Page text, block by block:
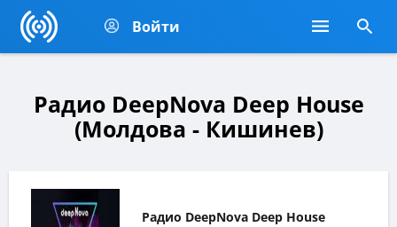
Войти
Радио DeepNova Deep House
(Молдова - Кишинев)
Радио DeepNova Deep House